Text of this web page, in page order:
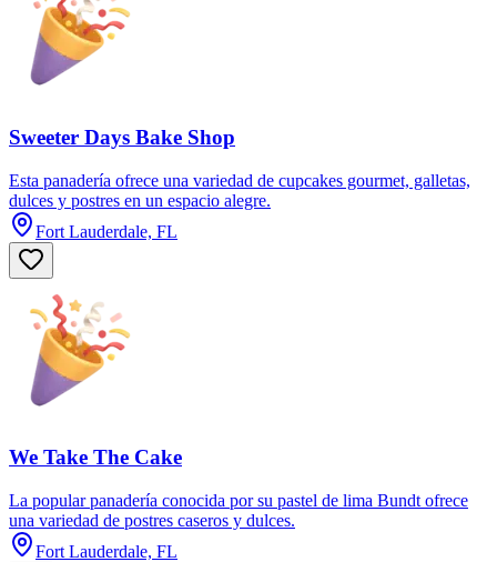
Sweeter Days Bake Shop
Esta panadería ofrece una variedad de cupcakes gourmet, galletas,
dulces y postres en un espacio alegre.
Fort Lauderdale, FL
We Take The Cake
La popular panadería conocida por su pastel de lima Bundt ofrece
una variedad de postres caseros y dulces.
Fort Lauderdale, FL